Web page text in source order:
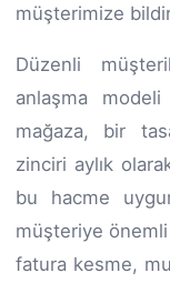
müşterimize
Düzenli
anlaşma
mağaza, bir
zinciri aylık
bu hacme
müşteriye önemli
fatura kesme,